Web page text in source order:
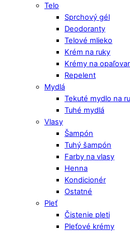
Telo
Sprchový gél
Deodoranty
Telové mlieko
Krém na ruky
Krémy na
Repelent
Mydlá
Tekuté mydlo na
Tuhé mydlá
Vlasy
Šampón
Tuhý šampón
Farby na vlasy
Henna
Kondicionér
Ostatné
Pleť
Čistenie pleti
Pleťové krémy